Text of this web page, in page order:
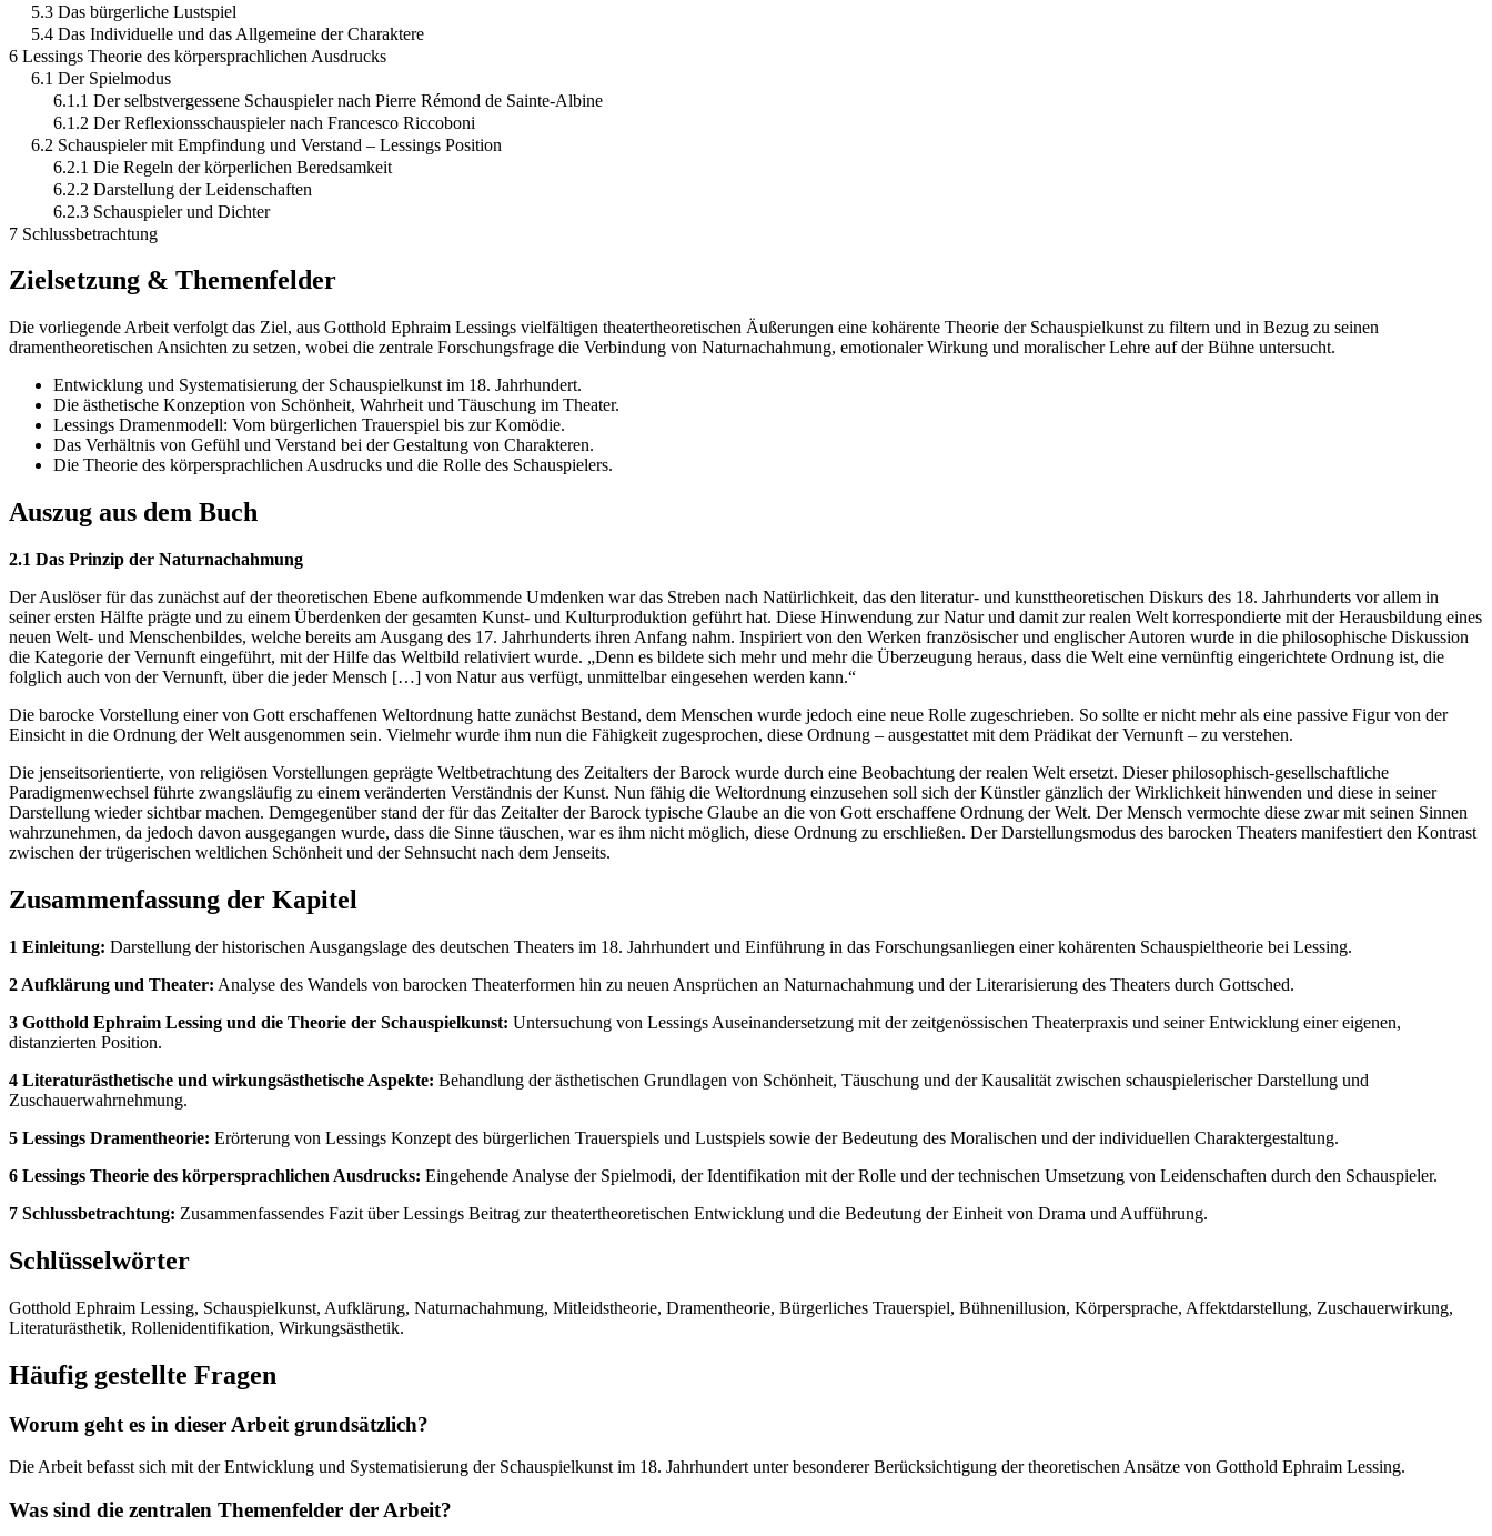
5.3 Das bürgerliche Lustspiel
5.4 Das Individuelle und das Allgemeine der Charaktere
6 Lessings Theorie des körpersprachlichen Ausdrucks
6.1 Der Spielmodus
6.1.1 Der selbstvergessene Schauspieler nach Pierre Rémond de Sainte-Albine
6.1.2 Der Reflexionsschauspieler nach Francesco Riccoboni
6.2 Schauspieler mit Empfindung und Verstand – Lessings Position
6.2.1 Die Regeln der körperlichen Beredsamkeit
6.2.2 Darstellung der Leidenschaften
6.2.3 Schauspieler und Dichter
7 Schlussbetrachtung
Zielsetzung & Themenfelder
Die vorliegende Arbeit verfolgt das Ziel, aus Gotthold Ephraim Lessings vielfältigen theatertheoretischen Äußerungen eine kohärente Theorie der Schauspielkunst zu filtern und in Bezug zu seinen
dramentheoretischen Ansichten zu setzen, wobei die zentrale Forschungsfrage die Verbindung von Naturnachahmung, emotionaler Wirkung und moralischer Lehre auf der Bühne untersucht.
Entwicklung und Systematisierung der Schauspielkunst im 18. Jahrhundert.
Die ästhetische Konzeption von Schönheit, Wahrheit und Täuschung im Theater.
Lessings Dramenmodell: Vom bürgerlichen Trauerspiel bis zur Komödie.
Das Verhältnis von Gefühl und Verstand bei der Gestaltung von Charakteren.
Die Theorie des körpersprachlichen Ausdrucks und die Rolle des Schauspielers.
Auszug aus dem Buch
2.1 Das Prinzip der Naturnachahmung
Der Auslöser für das zunächst auf der theoretischen Ebene aufkommende Umdenken war das Streben nach Natürlichkeit, das den literatur- und kunsttheoretischen Diskurs des 18. Jahrhunderts vor allem in
seiner ersten Hälfte prägte und zu einem Überdenken der gesamten Kunst- und Kulturproduktion geführt hat. Diese Hinwendung zur Natur und damit zur realen Welt korrespondierte mit der Herausbildung eines
neuen Welt- und Menschenbildes, welche bereits am Ausgang des 17. Jahrhunderts ihren Anfang nahm. Inspiriert von den Werken französischer und englischer Autoren wurde in die philosophische Diskussion
die Kategorie der Vernunft eingeführt, mit der Hilfe das Weltbild relativiert wurde. „Denn es bildete sich mehr und mehr die Überzeugung heraus, dass die Welt eine vernünftig eingerichtete Ordnung ist, die
folglich auch von der Vernunft, über die jeder Mensch […] von Natur aus verfügt, unmittelbar eingesehen werden kann.“
Die barocke Vorstellung einer von Gott erschaffenen Weltordnung hatte zunächst Bestand, dem Menschen wurde jedoch eine neue Rolle zugeschrieben. So sollte er nicht mehr als eine passive Figur von der
Einsicht in die Ordnung der Welt ausgenommen sein. Vielmehr wurde ihm nun die Fähigkeit zugesprochen, diese Ordnung – ausgestattet mit dem Prädikat der Vernunft – zu verstehen.
Die jenseitsorientierte, von religiösen Vorstellungen geprägte Weltbetrachtung des Zeitalters der Barock wurde durch eine Beobachtung der realen Welt ersetzt. Dieser philosophisch-gesellschaftliche
Paradigmenwechsel führte zwangsläufig zu einem veränderten Verständnis der Kunst. Nun fähig die Weltordnung einzusehen soll sich der Künstler gänzlich der Wirklichkeit hinwenden und diese in seiner
Darstellung wieder sichtbar machen. Demgegenüber stand der für das Zeitalter der Barock typische Glaube an die von Gott erschaffene Ordnung der Welt. Der Mensch vermochte diese zwar mit seinen Sinnen
wahrzunehmen, da jedoch davon ausgegangen wurde, dass die Sinne täuschen, war es ihm nicht möglich, diese Ordnung zu erschließen. Der Darstellungsmodus des barocken Theaters manifestiert den Kontrast
zwischen der trügerischen weltlichen Schönheit und der Sehnsucht nach dem Jenseits.
Zusammenfassung der Kapitel
1 Einleitung: Darstellung der historischen Ausgangslage des deutschen Theaters im 18. Jahrhundert und Einführung in das Forschungsanliegen einer kohärenten Schauspieltheorie bei Lessing.
2 Aufklärung und Theater: Analyse des Wandels von barocken Theaterformen hin zu neuen Ansprüchen an Naturnachahmung und der Literarisierung des Theaters durch Gottsched.
3 Gotthold Ephraim Lessing und die Theorie der Schauspielkunst: Untersuchung von Lessings Auseinandersetzung mit der zeitgenössischen Theaterpraxis und seiner Entwicklung einer eigenen,
distanzierten Position.
4 Literaturästhetische und wirkungsästhetische Aspekte: Behandlung der ästhetischen Grundlagen von Schönheit, Täuschung und der Kausalität zwischen schauspielerischer Darstellung und
Zuschauerwahrnehmung.
5 Lessings Dramentheorie: Erörterung von Lessings Konzept des bürgerlichen Trauerspiels und Lustspiels sowie der Bedeutung des Moralischen und der individuellen Charaktergestaltung.
6 Lessings Theorie des körpersprachlichen Ausdrucks: Eingehende Analyse der Spielmodi, der Identifikation mit der Rolle und der technischen Umsetzung von Leidenschaften durch den Schauspieler.
7 Schlussbetrachtung: Zusammenfassendes Fazit über Lessings Beitrag zur theatertheoretischen Entwicklung und die Bedeutung der Einheit von Drama und Aufführung.
Schlüsselwörter
Gotthold Ephraim Lessing, Schauspielkunst, Aufklärung, Naturnachahmung, Mitleidstheorie, Dramentheorie, Bürgerliches Trauerspiel, Bühnenillusion, Körpersprache, Affektdarstellung, Zuschauerwirkung,
Literaturästhetik, Rollenidentifikation, Wirkungsästhetik.
Häufig gestellte Fragen
Worum geht es in dieser Arbeit grundsätzlich?
Die Arbeit befasst sich mit der Entwicklung und Systematisierung der Schauspielkunst im 18. Jahrhundert unter besonderer Berücksichtigung der theoretischen Ansätze von Gotthold Ephraim Lessing.
Was sind die zentralen Themenfelder der Arbeit?